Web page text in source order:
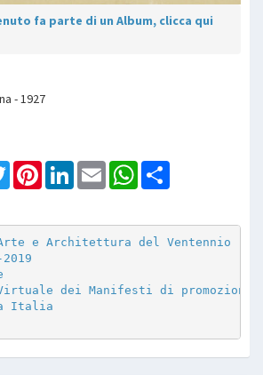
fa parte di un Album, clicca qui
- 1927
TwitterPinterestLinkedInEmail WhatsApp
e Architettura del Ventennio
dei Manifesti di promozione
Italia